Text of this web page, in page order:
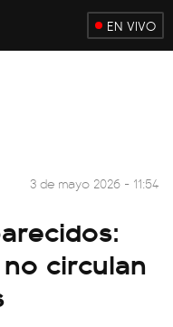
EN VIVO
3 de mayo 2026 - 11:54
circulan